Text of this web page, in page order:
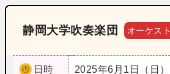
静岡大学吹奏楽団 オーケス
日時
2025年6月1日（日）